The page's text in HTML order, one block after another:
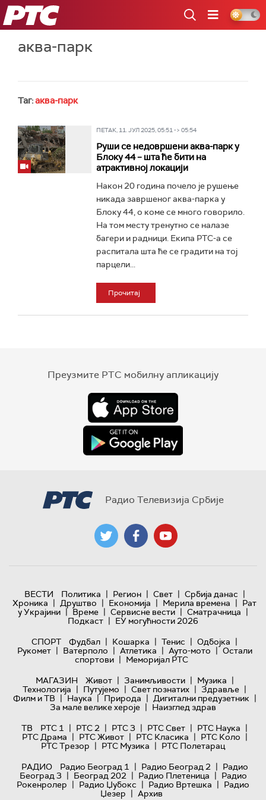
РТС
аква-парк
Таг:аква-парк
ПЕТАК, 11. ЈУЛ 2025, 05:51 -> 05:54
Руши се недовршени аква-парк у
Блоку 44 – шта ће бити на
атрактивној локацији
Након 20 година почело је рушење
никада завршеног аква-парка у
Блоку 44, о коме се много говорило.
На том месту тренутно се налазе
багери и радници. Екипа РТС-а се
распитала шта ће се градити на тој
парцели...
Прочитај
Преузмите РТС мобилну апликацију
Радио Телевизија Србије
ВЕСТИ Политика | Регион | Свет | Србија данас |
Хроника | Друштво | Економија | Мерила времена | Рат
у Украјини | Време | Сервисне вести | Сматрачница |
Подкаст | ЕУ могућности 2026
СПОРТ
Фудбал | Кошарка | Тенис | Одбојка |
Рукомет | Ватерполо | Атлетика | Ауто-мото | Остали
спортови | Меморијал РТС
МАГАЗИН
Живот | Занимљивости | Музика |
Технологијa | Путујемо | Свет познатих | Здравље |
Филм и ТВ | Наука | Природа | Дигитални предузетник |
За мале велике хероје | Наизглед здрав
ТВ
РТС 1 | РТС 2 | РТС 3 | РТС Свет | РТС Наука |
РТС Драма | РТС Живот | РТС Класика | РТС Коло |
РТС Трезор | РТС Музика | РТС Полетарац
РАДИО
Радио Београд 1 | Радио Београд 2 | Радио
Београд 3 | Београд 202 | Радио Плетеница | Радио
Рокенролер | Радио Џубокс | Радио Вртешка | Радио
Џезер | Архив